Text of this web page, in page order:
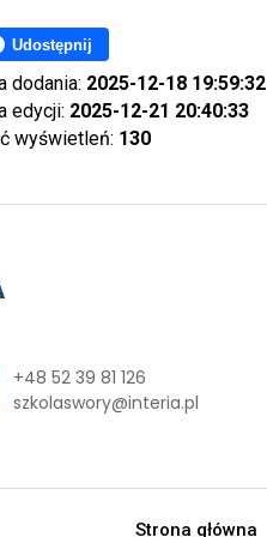
Udostępnij
dodania: 2025-12-18 19:59:32
edycji: 2025-12-21 20:40:33
wyświetleń: 130
+48 52 39 81 126
szkolaswory@interia.pl
Strona główna